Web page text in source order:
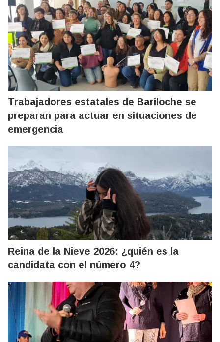
Trabajadores estatales de Bariloche se
preparan para actuar en situaciones de
emergencia
Reina de la Nieve 2026: ¿quién es la
candidata con el número 4?